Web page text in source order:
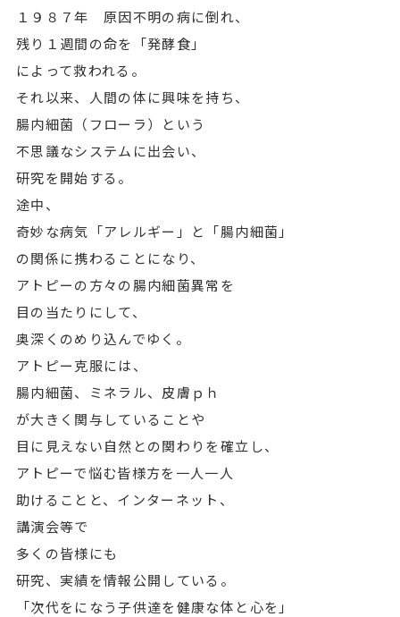
１９８７年 原因不明の病に倒れ、
残り１週間の命を「発酵食」
によって救われる。
それ以来、人間の体に興味を持ち、
腸内細菌（フローラ）という
不思議なシステムに出会い、
研究を開始する。
途中、
奇妙な病気「アレルギー」と「腸内細菌」
の関係に携わることになり、
アトピーの方々の腸内細菌異常を
目の当たりにして、
奥深くのめり込んでゆく。
アトピー克服には、
腸内細菌、ミネラル、皮膚ｐｈ
が大きく関与していることや
目に見えない自然との関わりを確立し、
アトピーで悩む皆様方を一人一人
助けることと、インターネット、
講演会等で
多くの皆様にも
研究、実績を情報公開している。
「次代をになう子供達を健康な体と心を」